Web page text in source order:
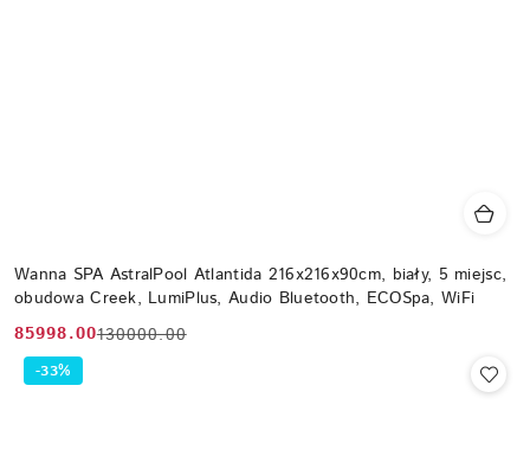
Wanna SPA AstralPool Atlantida 216x216x90cm, biały, 5 miejsc,
obudowa Creek, LumiPlus, Audio Bluetooth, ECOSpa, WiFi
Cena
promocyjna:
85998.00
Cena
przed
130000.00
-33%